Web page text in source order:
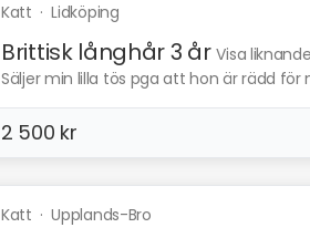
Katt ·Lidköping
Brittisk långhår 3 år Visa liknande
Säljer min lilla tös pga att hon är rädd för
2 500 kr
Katt ·Upplands-Bro